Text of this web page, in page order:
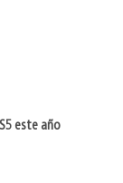
este año